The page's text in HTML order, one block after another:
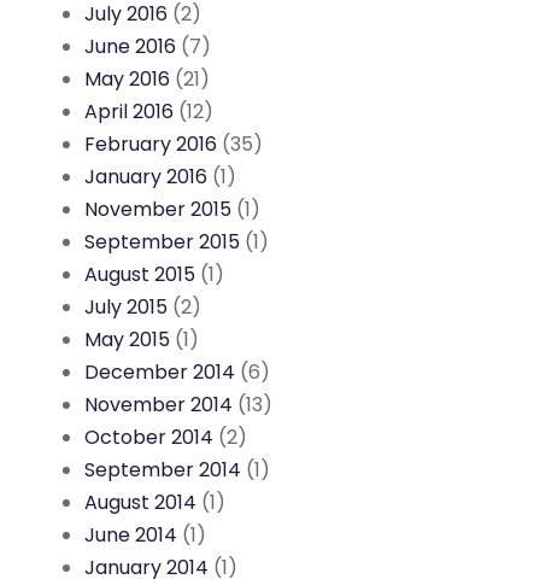
July 2016 (2)
June 2016 (7)
May 2016 (21)
April 2016 (12)
February 2016 (35)
January 2016 (1)
November 2015 (1)
September 2015 (1)
August 2015 (1)
July 2015 (2)
May 2015 (1)
December 2014 (6)
November 2014 (13)
October 2014 (2)
September 2014 (1)
August 2014 (1)
June 2014 (1)
January 2014 (1)